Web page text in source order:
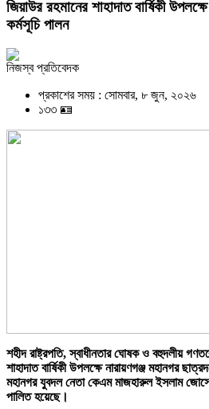
জিয়াউর রহমানের শাহাদাত বার্ষিকী
কর্মসূচি পালন
নিজস্ব প্রতিবেদক
প্রকাশের সময় : সোমবার, ৮ জুন, ২০২৬
১৩৩ 🪪
শহীদ রাষ্ট্রপতি, স্বাধীনতার ঘোষক ও বহুদলীয়
শাহাদাত বার্ষিকী উপলক্ষে নারায়ণগঞ্জ মহানগর
মহানগর যুবদল নেতা কেএম মাজহারুল ইসলাম
পালিত হয়েছে।